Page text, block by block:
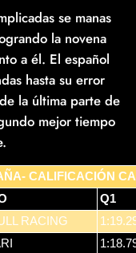
se manas
la novena
a él. El español
hasta su error
la última parte de
mejor tiempo
CALIFICACIÓN
Q1
RACING